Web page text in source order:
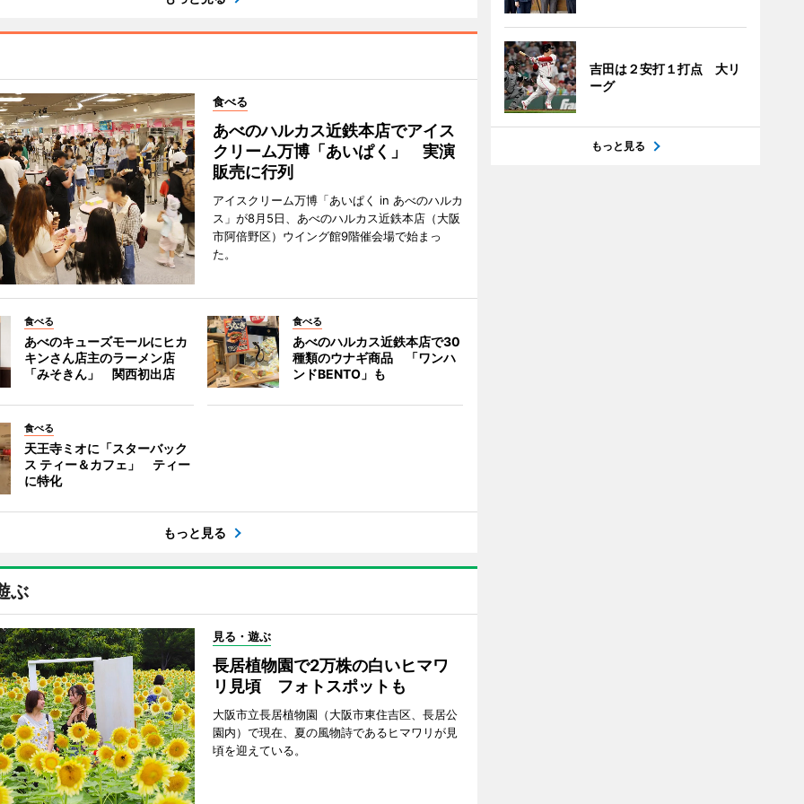
食べる
あべのハルカス近鉄本店でアイス
クリーム万博「あいぱく」 実演
販売に行列
アイスクリーム万博「あいぱく in あべのハルカ
ス」が8月5日、あべのハルカス近鉄本店（大阪
市阿倍野区）ウイング館9階催会場で始まっ
た。
食べる
あべのキューズモールにヒカ
キンさん店主のラーメン店
「みそきん」 関西初出店
食べる
あべのハルカス近鉄本店で30
種類のウナギ商品 「ワンハ
ンドBENTO」も
食べる
天王寺ミオに「スターバック
ス ティー＆カフェ」 ティー
に特化
もっと見る
ぶ
見る・遊ぶ
長居植物園で2万株の白いヒマワ
リ見頃 フォトスポットも
大阪市立長居植物園（大阪市東住吉区、長居公
園内）で現在、夏の風物詩であるヒマワリが見
頃を迎えている。
吉田は２安打１打点 大リ
ーグ
もっと見る